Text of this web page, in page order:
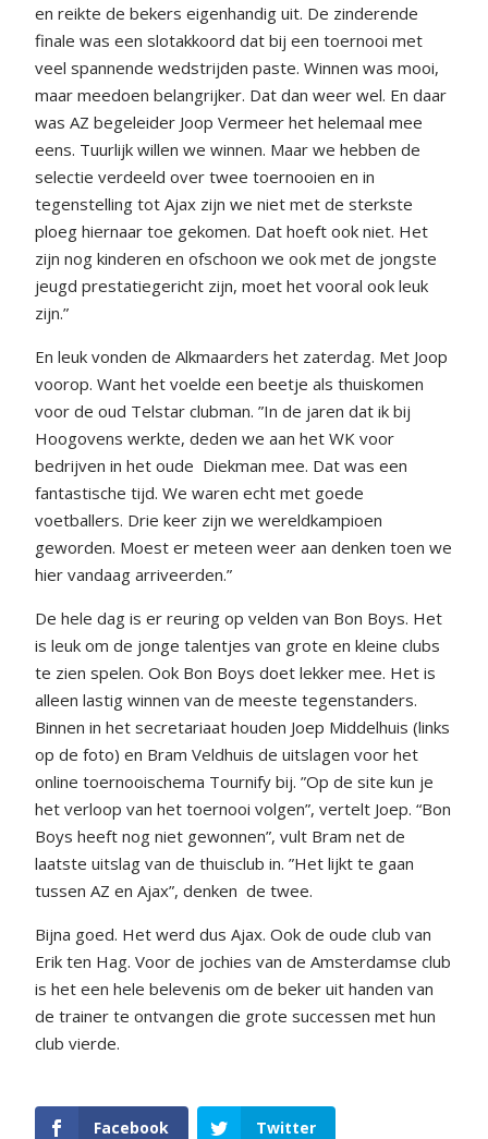
en reikte de bekers eigenhandig uit. De zinderende
finale was een slotakkoord dat bij een toernooi met
veel spannende wedstrijden paste. Winnen was mooi,
maar meedoen belangrijker. Dat dan weer wel. En daar
was AZ begeleider Joop Vermeer het helemaal mee
eens. Tuurlijk willen we winnen. Maar we hebben de
selectie verdeeld over twee toernooien en in
tegenstelling tot Ajax zijn we niet met de sterkste
ploeg hiernaar toe gekomen. Dat hoeft ook niet. Het
zijn nog kinderen en ofschoon we ook met de jongste
jeugd prestatiegericht zijn, moet het vooral ook leuk
zijn.”
En leuk vonden de Alkmaarders het zaterdag. Met Joop
voorop. Want het voelde een beetje als thuiskomen
voor de oud Telstar clubman. ”In de jaren dat ik bij
Hoogovens werkte, deden we aan het WK voor
bedrijven in het oude Diekman mee. Dat was een
fantastische tijd. We waren echt met goede
voetballers. Drie keer zijn we wereldkampioen
geworden. Moest er meteen weer aan denken toen we
hier vandaag arriveerden.”
De hele dag is er reuring op velden van Bon Boys. Het
is leuk om de jonge talentjes van grote en kleine clubs
te zien spelen. Ook Bon Boys doet lekker mee. Het is
alleen lastig winnen van de meeste tegenstanders.
Binnen in het secretariaat houden Joep Middelhuis (links
op de foto) en Bram Veldhuis de uitslagen voor het
online toernooischema Tournify bij. ”Op de site kun je
het verloop van het toernooi volgen”, vertelt Joep. “Bon
Boys heeft nog niet gewonnen”, vult Bram net de
laatste uitslag van de thuisclub in. ”Het lijkt te gaan
tussen AZ en Ajax”, denken de twee.
Bijna goed. Het werd dus Ajax. Ook de oude club van
Erik ten Hag. Voor de jochies van de Amsterdamse club
is het een hele belevenis om de beker uit handen van
de trainer te ontvangen die grote successen met hun
club vierde.
Facebook Twitter